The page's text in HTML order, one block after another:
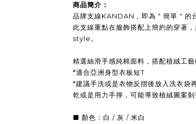
商品簡介：
品牌支線KANDAN，即為 " 簡單 " 的
此支線重點在服飾搭配上簡約的穿著
style。
精選絲滑手感純棉面料，搭配植絨工
*適合亞洲身型衣板短T
*建議手洗或是衣物反摺後放入洗衣袋
乾或是用力手擰，可能導致植絨圖案剝
■ 顏色：白 / 灰 / 米白